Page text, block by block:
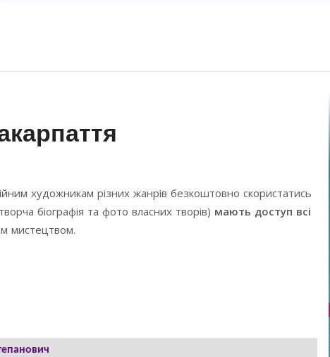
художникам різних жанрів безкоштовно скористатись
біографія та фото власних творів) мають доступ всі
мистецтвом.